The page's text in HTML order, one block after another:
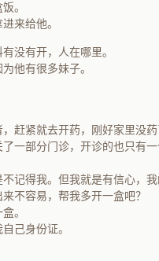
。
来给他。
没有开，人在哪里。
他有很多妹子。
赶紧就去开药，刚好家里没
一部分门诊，开诊的也只有
记得我。但我就是有信心，
不容易，帮我多开一盒吧？
。
己身份证。